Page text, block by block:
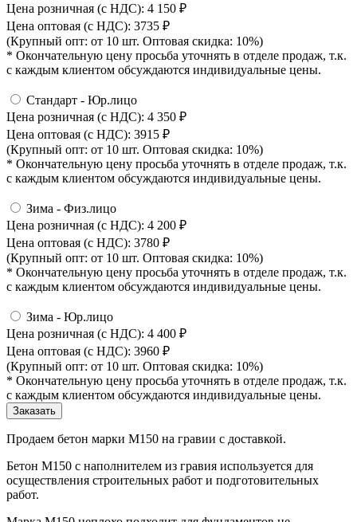
Цена розничная (с НДС): 4 150 ₽
Цена оптовая (с НДС): 3735 ₽
(Крупный опт: от 10 шт. Оптовая скидка: 10%)
* Окончательную цену просьба уточнять в отделе продаж, т.к.
с каждым клиентом обсуждаются индивидуальные цены.
Стандарт - Юр.лицо
Цена розничная (с НДС): 4 350 ₽
Цена оптовая (с НДС): 3915 ₽
(Крупный опт: от 10 шт. Оптовая скидка: 10%)
* Окончательную цену просьба уточнять в отделе продаж, т.к.
с каждым клиентом обсуждаются индивидуальные цены.
Зима - Физ.лицо
Цена розничная (с НДС): 4 200 ₽
Цена оптовая (с НДС): 3780 ₽
(Крупный опт: от 10 шт. Оптовая скидка: 10%)
* Окончательную цену просьба уточнять в отделе продаж, т.к.
с каждым клиентом обсуждаются индивидуальные цены.
Зима - Юр.лицо
Цена розничная (с НДС): 4 400 ₽
Цена оптовая (с НДС): 3960 ₽
(Крупный опт: от 10 шт. Оптовая скидка: 10%)
* Окончательную цену просьба уточнять в отделе продаж, т.к.
с каждым клиентом обсуждаются индивидуальные цены.
Продаем бетон марки М150 на гравии с доставкой.
Бетон М150 с наполнителем из гравия используется для
осуществления строительных работ и подготовительных
работ.